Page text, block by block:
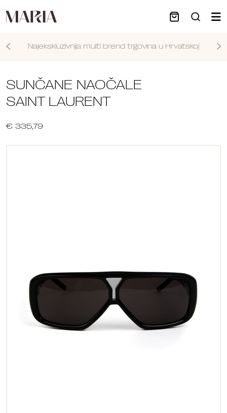
Najekskluzivnija multi brend trgovina u Hrvatskoj
SUNČANE NAOČALE
SAINT LAURENT
€ 335,79